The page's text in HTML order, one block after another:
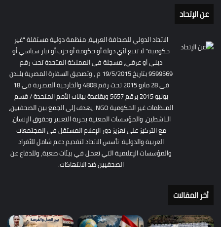
عن الإتحاد
الاتحاد الدولي للصحافة العربية، منظمة دولية مستقلة "غير
حكومية" لا تتبع لأي دولة أو حكومة أو حزب أو تيار سياسي أو
ديني أو عرقي، مسجلة في المملكة المتحدة تحت رقم
9599569 بتاريخ 19/5/2015 م , وتصديق السفارة المصرية بلندن
فى 28 مايو 2015 تحت رقم 4808 والخارجية المصرية فى 18
يونيو 2015 برقم 5657 وبقاعدة بيانات الأمم المتحدة / قسم
المنظمات غير الحكومية NGO. يهدف إلى الجمع بين الصحفيين،
الناشطين، والمؤسسات المعنية بحرية التعبير وحقوق الإنسان،
مع التركيز على تعزيز دور الإعلام المستقل في المجتمعات
العربية والدولية. تأسس الاتحاد لتقديم دعم شامل للأفراد
والمؤسسات الإعلامية التي تعمل في بيئات صعبة، وللدفاع عن
الصحفيين ضد الانتهاكات.
أخر المقالات